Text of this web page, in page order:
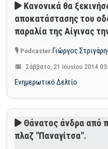
Κανονικά θα
αποκατάστασης του
παραλία της Αίγινας
Γιώργος
Σάββατο, 21 Ιουνίου 2014
Ενημερωτικό Δελτίο
Θάνατος άνδρα από
πλαζ "Παναγίτσα".